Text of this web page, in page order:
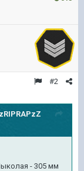
#2
- 305 мм